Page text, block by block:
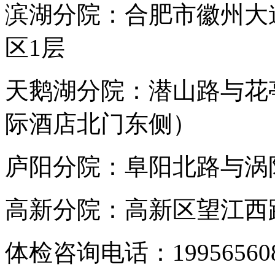
滨湖分院：合肥市徽州
区1层
天鹅湖分院：潜山路与
际酒店北门东侧）
庐阳分院：阜阳北路与
高新分院：高新区望江
体检咨询电话：